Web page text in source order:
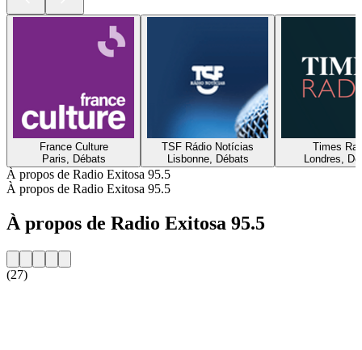
France Culture
Paris, Débats
TSF Rádio Notícias
Lisbonne, Débats
Times
Londres,
À propos de Radio Exitosa 95.5
À propos de Radio Exitosa 95.5
À propos de Radio Exitosa 95.5
(27)